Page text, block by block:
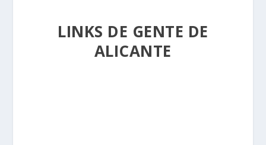
LINKS DE GENTE DE
ALICANTE